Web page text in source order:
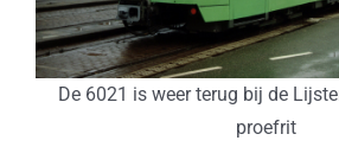
De 6021 is weer terug bij de
proefrit